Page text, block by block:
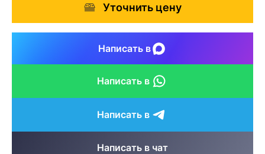
Уточнить цену
Написать в
Написать в
Написать в
Написать в чат